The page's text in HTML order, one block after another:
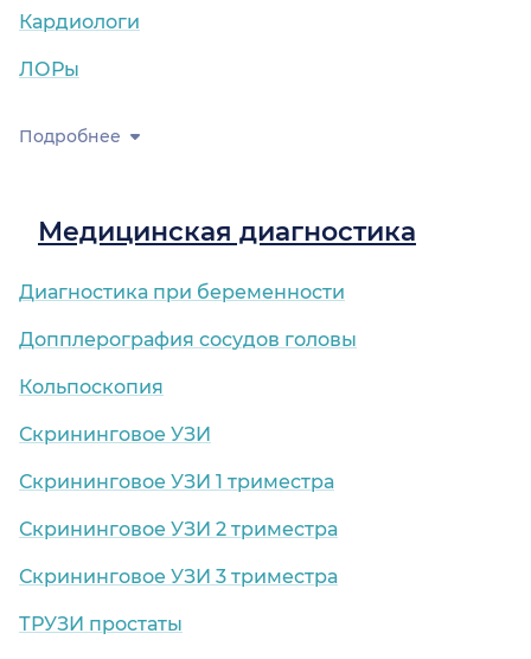
Кардиологи
ЛОРы
Подробнее
Медицинская диагностика
Диагностика при беременности
Допплерография сосудов головы
Кольпоскопия
Скрининговое УЗИ
Скрининговое УЗИ 1 триместра
Скрининговое УЗИ 2 триместра
Скрининговое УЗИ 3 триместра
ТРУЗИ простаты